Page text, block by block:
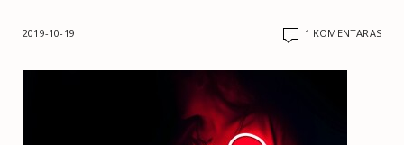
2019-10-19 1 KOMENTARAS